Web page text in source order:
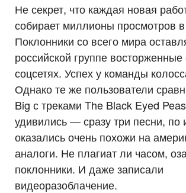
Не секрет, что каждая новая
собирает миллионы просмотров
Поклонники со всего мира
российской группе
соцсетях. Успех у команды
Однако те же пользователи
Big с треками The Black Eyed
удивились — сразу три песни, по
оказались очень похожи на
аналоги. Не плагиат ли часом,
поклонники. И даже записали
видеоразоблачение.